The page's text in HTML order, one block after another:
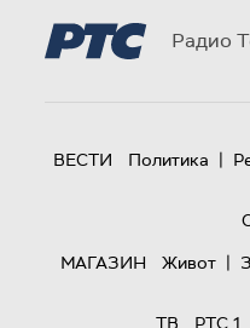
Радио
ВЕСТИ Политика |
МАГАЗИН
Живот |
ТВ
РТС 1